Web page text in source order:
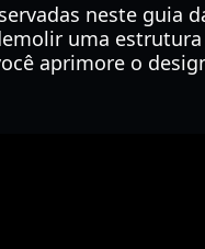
neste guia
uma
aprimore o